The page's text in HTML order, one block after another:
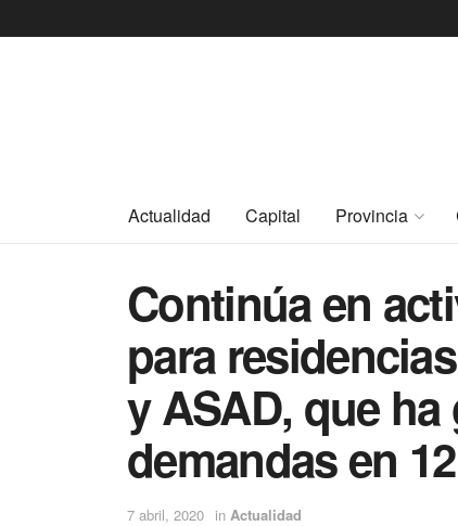
Actualidad Capital Provincia
Continúa en
para
y ASAD, que
demandas en
7 abril, 2020 in Actualidad